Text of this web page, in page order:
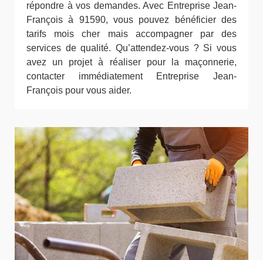
répondre à vos demandes. Avec Entreprise Jean-
François à 91590, vous pouvez bénéficier des
tarifs mois cher mais accompagner par des
services de qualité. Qu’attendez-vous ? Si vous
avez un projet à réaliser pour la maçonnerie,
contacter immédiatement Entreprise Jean-
François pour vous aider.